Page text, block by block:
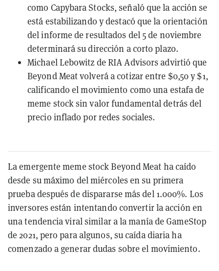
como Capybara Stocks, señaló que la acción se
está estabilizando y destacó que la orientación
del informe de resultados del 5 de noviembre
determinará su dirección a corto plazo.
Michael Lebowitz de RIA Advisors advirtió que
Beyond Meat volverá a cotizar entre $0,50 y $1,
calificando el movimiento como una estafa de
meme stock sin valor fundamental detrás del
precio inflado por redes sociales.
La emergente meme stock Beyond Meat ha caído
desde su máximo del miércoles en su primera
prueba después de dispararse más del 1.000%. Los
inversores están intentando convertir la acción en
una tendencia viral similar a la manía de GameStop
de 2021, pero para algunos, su caída diaria ha
comenzado a generar dudas sobre el movimiento.